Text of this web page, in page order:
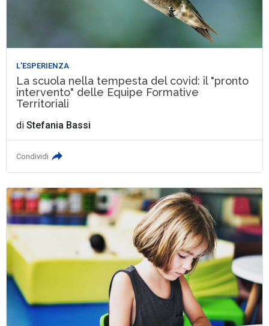
L'ESPERIENZA
La scuola nella tempesta del covid: il "pronto
intervento" delle Equipe Formative
Territoriali
diStefania Bassi
Condividi